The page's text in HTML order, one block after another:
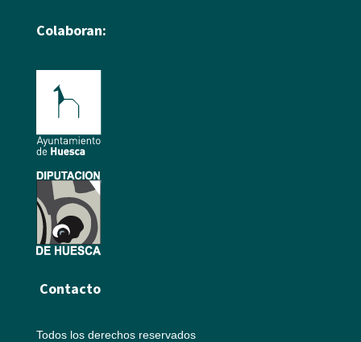
Colaboran:
Contacto
Todos los derechos reservados